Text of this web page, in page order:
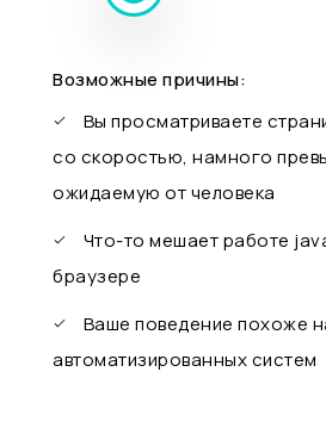
Возможные причины:
Вы просматриваете
со скоростью, намного
ожидаемую от человека
Что-то мешает работе
браузере
Ваше поведение похоже
автоматизированных систем